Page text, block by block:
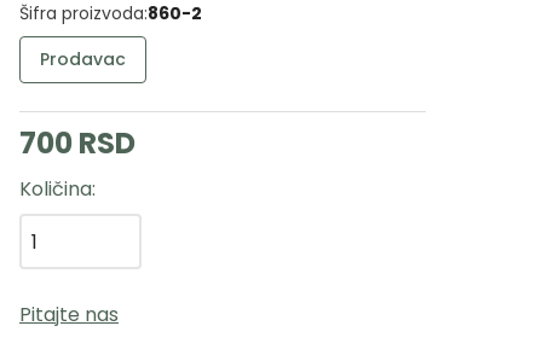
Šifra proizvoda:860-2
Prodavac
700 RSD
Količina
Pitajte nas